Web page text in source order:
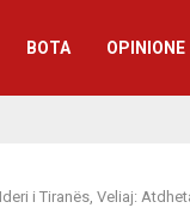
BOTA OPINIONE
i Tiranës, Veliaj: